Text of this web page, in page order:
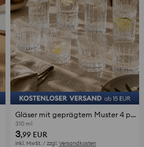
Gläser mit geprägtem Muster 4 pack
310 ml
3,99 EUR
inkl. MwSt. / zzgl. Versandkosten